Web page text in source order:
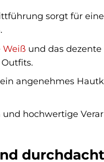
sorgt für
Weiß und das
angenehmes
hochwertige